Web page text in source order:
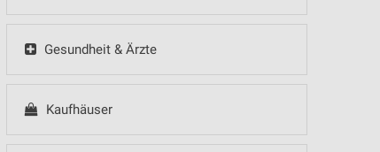
Gesundheit & Ärzte
Kaufhäuser